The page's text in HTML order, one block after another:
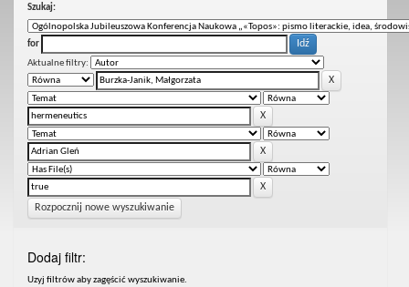
Szukaj:
for
Aktualne filtry:
Rozpocznij nowe wyszukiwanie
Dodaj filtr:
Uzyj filtrów aby zagęścić wyszukiwanie.